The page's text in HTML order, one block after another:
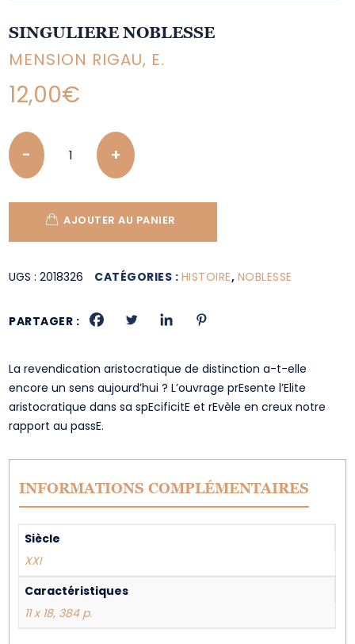
SINGULIERE NOBLESSE
MENSION RIGAU, E.
12,00€
Quantity
AJOUTER AU PANIER
UGS :2018326 CATÉGORIES : HISTOIRE, NOBLESSE
PARTAGER :
La revendication aristocratique de distinction a-t-elle
encore un sens aujourd’hui ? L’ouvrage prEsente l’Elite
aristocratique dans sa spEcificitE et rEvèle en creux notre
rapport au passE.
INFORMATIONS COMPLÉMENTAIRES
Siècle
XXI
Caractéristiques
11 x 18, 384 p.